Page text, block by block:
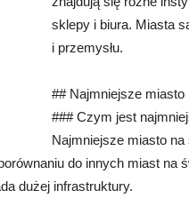
sklepy i biura. Miasta
i przemysłu.
## Najmniejsze miasto
### Czym jest
Najmniejsze miasto
do innych miast na
dużej infrastruktury.